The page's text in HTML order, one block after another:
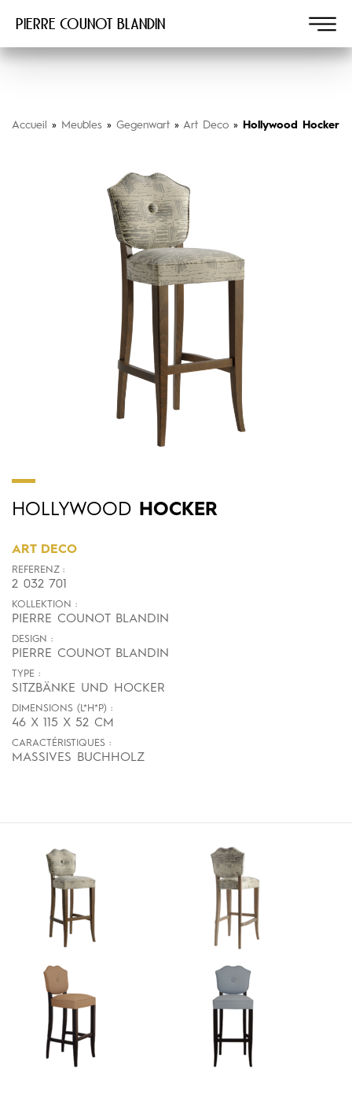
Pierre COUNOT BLANDIN
Accueil » Meubles » Gegenwart » Art Deco » Hollywood Hocker
HOLLYWOOD HOCKER
ART DECO
REFERENZ :
2 032 701
KOLLEKTION :
PIERRE COUNOT BLANDIN
DESIGN :
PIERRE COUNOT BLANDIN
TYPE :
SITZBÄNKE UND HOCKER
DIMENSIONS (L*H*P) :
46 X 115 X 52 CM
CARACTÉRISTIQUES :
MASSIVES BUCHHOLZ